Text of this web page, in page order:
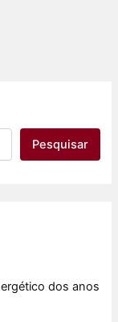
Pesquisar
dos anos